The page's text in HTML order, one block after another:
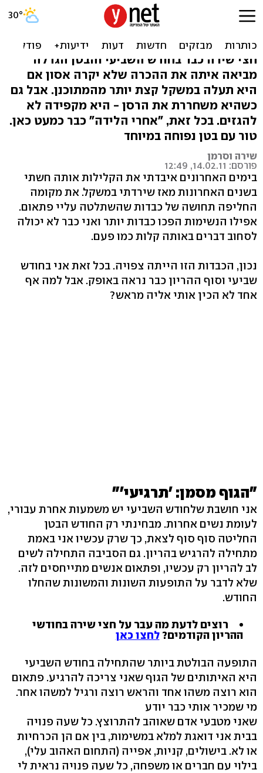
שירה מבינה: ההריון הזה
ייגמר בעודף משקל
חצי שירה כבר בחודש השביעי והבטן הגדלה
מביאה איתה את ההכרה שלא יקרה אסון אם
היא תעלה במשקל קצת יותר מהמתוכנן. אבל גם
כשהיא משחררת את הרסן - היא מקפידה לא
להגזים. בכל זאת, "אחרי הלידה" כבר כמעט כאן.
טור עם בטן נפוחה במיוחד
שירה וסרמן
פורסם: 14.02.11, 12:49
בימים האחרונים איבדתי את הקלילות אותה חשתי
בשנים האחרונות מאז שירדתי במשקל. את מקומה
החליפה תחושה של כבדות שהשתלטה עליי פתאום.
אפילו הנשימות הפכו כבדות יותר ואני כבר לא יכולה
לסחוב דברים באותה קלות כמו פעם.
נכון, הכבדות הזו הייתה צפויה. בכל זאת אני בחודש
שביעי וסוף ההריון כבר נראה באופק. אבל למה אף
אחד לא הכין אותי אליה מראש?
"הגוף מסמן: 'תרגיעי'"
אני חושבת שלחודש השביעי יש משמעות אחרת עבורי,
לעומת נשים אחרות. מבחינתי רק החודש הבטן
החליטה סוף סוף לצאת, כך שרק עכשיו אני באמת
מתחילה להרגיש בהריון. גם הסביבה התחילה לשים
לב להריון רק עכשיו, ופתאום אנשים מתייחסים לזה.
שלא לדבר על התופעות השונות והמשונות שהחלו
החודש.
רוצים לדעת מה עבר על חצי שירה בחודשי
ההריון הקודמים?לחצו כאן
התופעה הבולטת ביותר שהתחילה בחודש השביעי
היא האיתותים של הגוף שאני צריכה להרגיע. פתאום
הוא רוצה משהו אחד והראש רוצה ורגיל למשהו אחר.
מי שמכיר אותי כבר יודע
שאני מטבעי אדם שאוהב להתרוצץ. כל שעה פנויה
בבית אני דואגת למלא במשימות, בין אם הן הכרחיות
או לא. בישולים, קניות, אפייה (התחום האהוב עלי),
בילוי עם חברים או משפחה, כל שעה פנויה נראית לי